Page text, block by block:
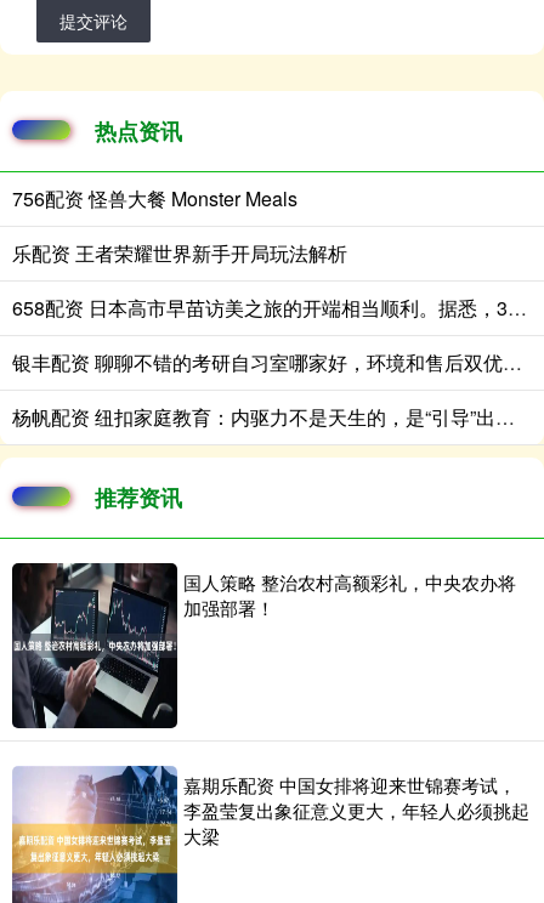
提交评论
热点资讯
756配资 怪兽大餐 Monster Meals
乐配资 王者荣耀世界新手开局玩法解析
658配资 日本高市早苗访美之旅的开端相当顺利。据悉，3月19日，美国白宫为高市
银丰配资 聊聊不错的考研自习室哪家好，环境和售后双优之选
杨帆配资 纽扣家庭教育：内驱力不是天生的，是“引导”出来的
推荐资讯
国人策略 整治农村高额彩礼，中央农办将
加强部署！
嘉期乐配资 中国女排将迎来世锦赛考试，
李盈莹复出象征意义更大，年轻人必须挑起
大梁